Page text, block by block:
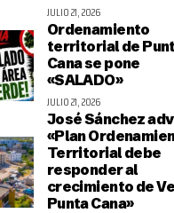
JULIO 21, 2026
Ordenamiento
territorial de
Cana se pone
«SALADO»
JULIO 21, 2026
José Sánchez
«Plan
Territorial debe
responder al
crecimiento de
Punta Cana»